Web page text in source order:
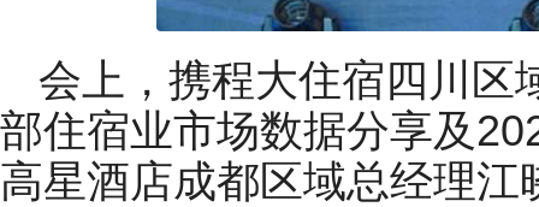
会上，携程大住宿四川区
部住宿业市场数据分享及
高星酒店成都区域总经理江